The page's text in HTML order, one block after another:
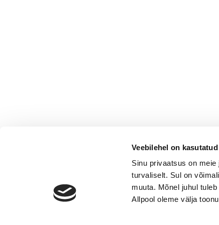
Veebilehel on
Sinu privaatsus on
turvaliselt. Sul on
muuta. Mõnel juhul
Allpool oleme välja